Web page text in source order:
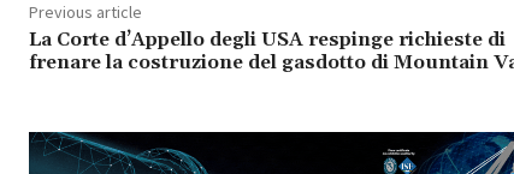
Previous article
La Corte d’Appello degli USA respinge richieste di
frenare la costruzione del gasdotto di Mountain